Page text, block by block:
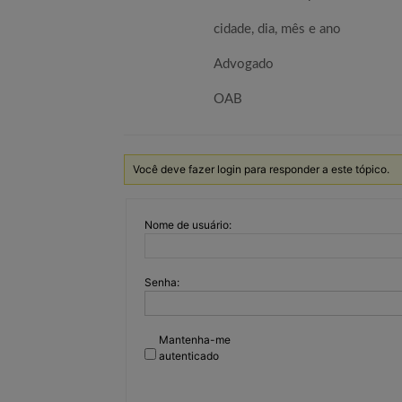
cidade, dia, mês e ano
Advogado
OAB
Você deve fazer login para responder a este tópico.
Nome de usuário:
Senha:
Mantenha-me
autenticado